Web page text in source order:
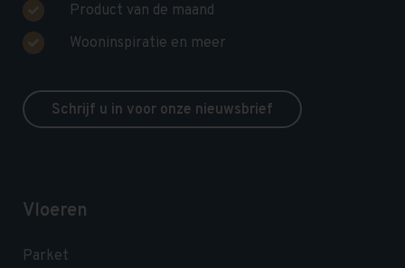
Product van de maand
Wooninspiratie en meer
Schrijf u in voor onze nieuwsbrief
Vloeren
Parket